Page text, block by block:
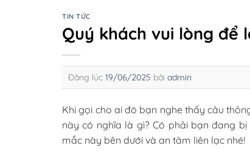
TIN TỨC
Quý khách vui lòng để
Đăng lúc 19/06/2025 bởi admin
Khi gọi cho ai đó bạn nghe thấy câu
này có nghĩa là gì? Có phải bạn đang
mắc này bên dưới và an tâm liên lạc nhé!